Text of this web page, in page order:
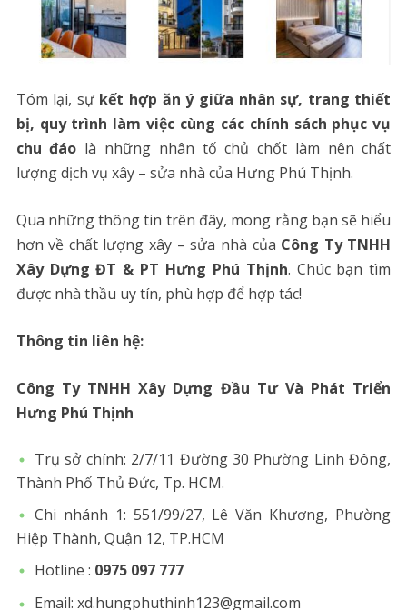
Tóm lại, sự kết hợp ăn ý giữa nhân sự, trang thiết
bị, quy trình làm việc cùng các chính sách phục vụ
chu đáo là những nhân tố chủ chốt làm nên chất
lượng dịch vụ xây – sửa nhà của Hưng Phú Thịnh.
Qua những thông tin trên đây, mong rằng bạn sẽ hiểu
hơn về chất lượng xây – sửa nhà của Công Ty TNHH
Xây Dựng ĐT & PT Hưng Phú Thịnh. Chúc bạn tìm
được nhà thầu uy tín, phù hợp để hợp tác!
Thông tin liên hệ:
Công Ty TNHH Xây Dựng Đầu Tư Và Phát Triển
Hưng Phú Thịnh
Trụ sở chính: 2/7/11 Đường 30 Phường Linh Đông,
Thành Phố Thủ Đức, Tp. HCM.
Chi nhánh 1: 551/99/27, Lê Văn Khương, Phường
Hiệp Thành, Quận 12, TP.HCM
Hotline : 0975 097 777
Email: xd.hungphuthinh123@gmail.com